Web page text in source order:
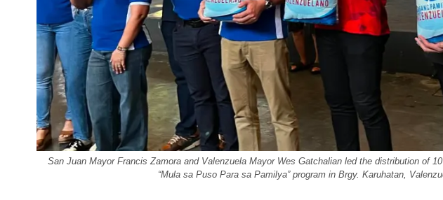
San Juan Mayor Francis Zamora and Valenzuela Mayor Wes Gatchalian led the distribution of
“Mula sa Puso Para sa Pamilya” program in Brgy. Karuhatan,